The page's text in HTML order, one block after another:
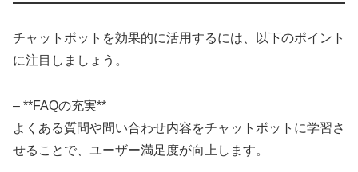
チャットボットを効果的に活用するには、以下のポイント
に注目しましょう。
– **FAQの充実**
よくある質問や問い合わせ内容をチャットボットに学習さ
せることで、ユーザー満足度が向上します。